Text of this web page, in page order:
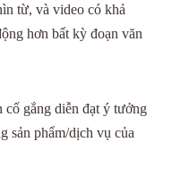
từ, và video có khả
hơn bất kỳ đoạn văn
gắng diễn đạt ý tưởng
sản phẩm/dịch vụ của